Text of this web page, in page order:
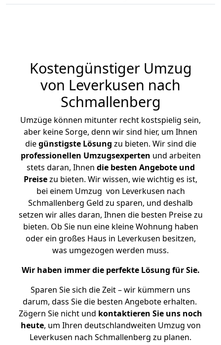
Kostengünstiger Umzug
von Leverkusen nach
Schmallenberg
Umzüge können mitunter recht kostspielig sein,
aber keine Sorge, denn wir sind hier, um Ihnen
diegünstigste Lösung zu bieten. Wir sind die
professionellen Umzugsexperten und arbeiten
stets daran, Ihnen die besten Angebote und
Preisezu bieten. Wir wissen, wie wichtig es ist,
bei einem Umzug von Leverkusen nach
Schmallenberg Geld zu sparen, und deshalb
setzen wir alles daran, Ihnen die besten Preise zu
bieten. Ob Sie nun eine kleine Wohnung haben
oder ein großes Haus in Leverkusen besitzen,
was umgezogen werden muss.
Wir haben immer die perfekte Lösung für Sie.
Sparen Sie sich die Zeit – wir kümmern uns
darum, dass Sie die besten Angebote erhalten.
Zögern Sie nicht und kontaktieren Sie uns noch
heute, um Ihren deutschlandweiten Umzug von
Leverkusen nach Schmallenberg zu planen.